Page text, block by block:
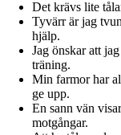
Det krävs lite
Tyvärr är jag
hjälp.
Jag önskar att
träning.
Min farmor har
ge upp.
En sann vän
motgångar.